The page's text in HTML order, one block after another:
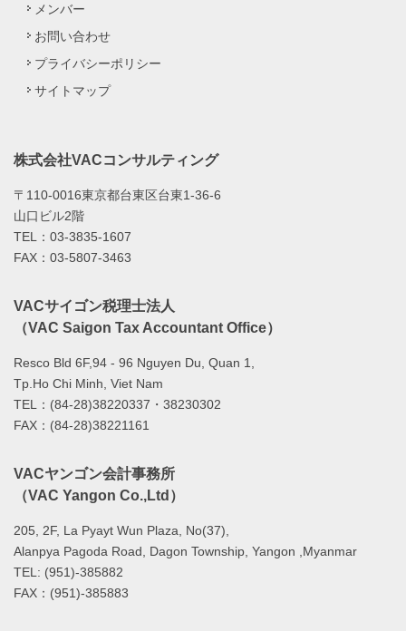
メンバー
お問い合わせ
プライバシーポリシー
サイトマップ
株式会社VACコンサルティング
〒110-0016東京都台東区台東1-36-6
山口ビル2階
TEL：03-3835-1607
FAX：03-5807-3463
VACサイゴン税理士法人
（VAC Saigon Tax Accountant Office）
Resco Bld 6F,94 - 96 Nguyen Du, Quan 1,
Tp.Ho Chi Minh, Viet Nam
TEL：(84-28)38220337・38230302
FAX：(84-28)38221161
VACヤンゴン会計事務所
（VAC Yangon Co.,Ltd）
205, 2F, La Pyayt Wun Plaza, No(37),
Alanpya Pagoda Road, Dagon Township, Yangon ,Myanmar
TEL: (951)-385882
FAX：(951)-385883